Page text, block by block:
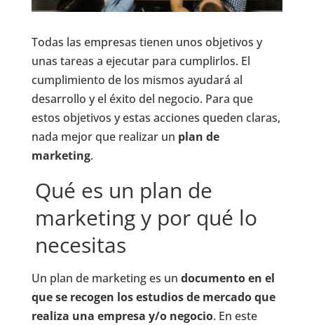
Todas las empresas tienen unos objetivos y
unas tareas a ejecutar para cumplirlos. El
cumplimiento de los mismos ayudará al
desarrollo y el éxito del negocio. Para que
estos objetivos y estas acciones queden claras,
nada mejor que realizar un plan de
marketing.
Qué es un plan de
marketing y por qué lo
necesitas
Un plan de marketing es un documento en el
que se recogen los estudios de mercado que
realiza una empresa y/o negocio. En este